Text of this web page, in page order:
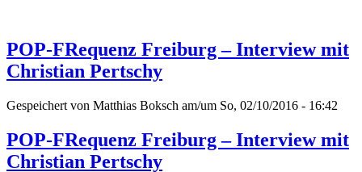
POP-FRequenz Freiburg – Interview mit
Christian Pertschy
Gespeichert von Matthias Boksch am/um So, 02/10/2016 - 16:42
POP-FRequenz Freiburg – Interview mit
Christian Pertschy